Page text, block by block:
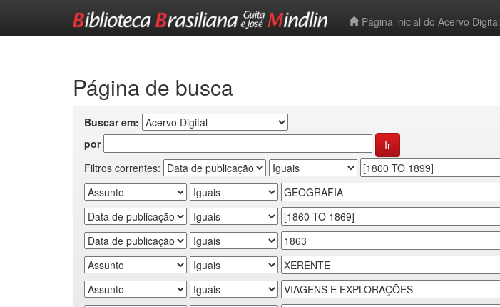
Página inicial do Acervo Digital
Página de busca
Buscar em:
por
Filtros correntes: